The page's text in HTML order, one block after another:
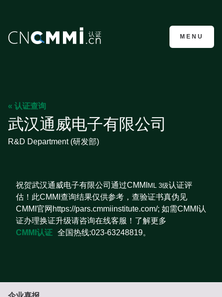
CMMI认证咨询
MENU
« 认证查询
武汉通威电子有限公司
R&D Department (研发部)
祝贺武汉通威电子有限公司通过CMMI ML 3级认证评
估！此CMMI查询结果仅供参考，查验证书真伪见
CMMI官网https://pars.cmmiinstitute.com/; 如需CMMI认
证办理换证升级请咨询在线客服！了解更多
CMMI认证 全国热线:023-63248819。